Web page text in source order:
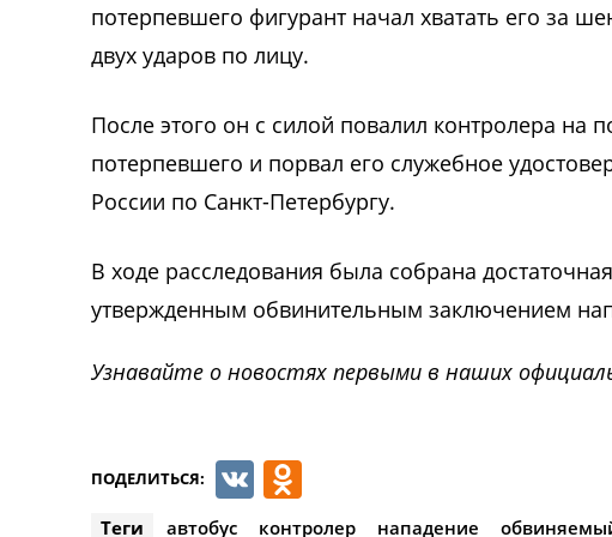
потерпевшего фигурант начал хватать его за
двух ударов по лицу.
После этого он с силой повалил контролера на
потерпевшего и порвал его служебное
России по Санкт-Петербургу.
В ходе расследования была собрана
утвержденным обвинительным заключением
Узнавайте о новостях первыми в наших
ПОДЕЛИТЬСЯ: VK
Теги автобус контролер нападение